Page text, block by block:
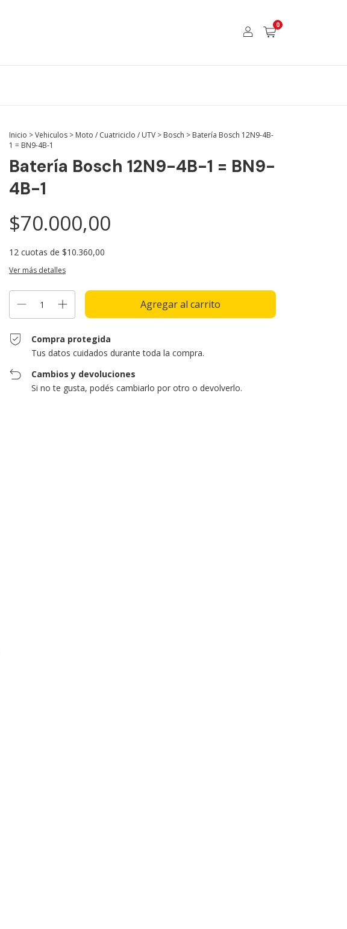
0
Inicio >Vehiculos > Moto / Cuatriciclo / UTV > Bosch > Batería Bosch 12N9-4B-
1 = BN9-4B-1
Batería Bosch 12N9-4B-1 = BN9-
4B-1
$70.000,00
12 cuotas de $10.360,00
Ver más detalles
Compra protegida
Tus datos cuidados durante toda la compra.
Cambios y devoluciones
Si no te gusta, podés cambiarlo por otro o devolverlo.